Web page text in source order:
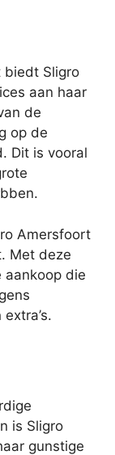
biedt Sligro
aan haar
de
op de
Dit is vooral
Amersfoort
Met deze
aankoop die
is Sligro
gunstige